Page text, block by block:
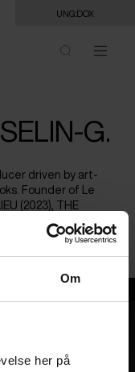
Om
her på
UNG:DOX
G.
driven by art-
Founder of Le
(2023), THE
films. Her projects